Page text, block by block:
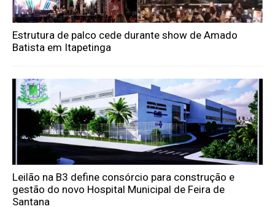
Estrutura de palco cede durante show de Amado
Batista em Itapetinga
Leilão na B3 define consórcio para construção e
gestão do novo Hospital Municipal de Feira de
Santana